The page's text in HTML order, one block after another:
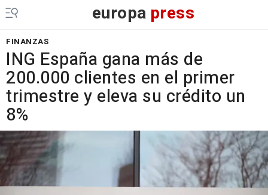
europa press
FINANZAS
ING España gana más de
200.000 clientes en el primer
trimestre y eleva su crédito un
8%